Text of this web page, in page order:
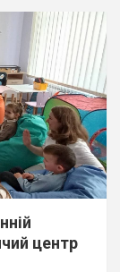
центр